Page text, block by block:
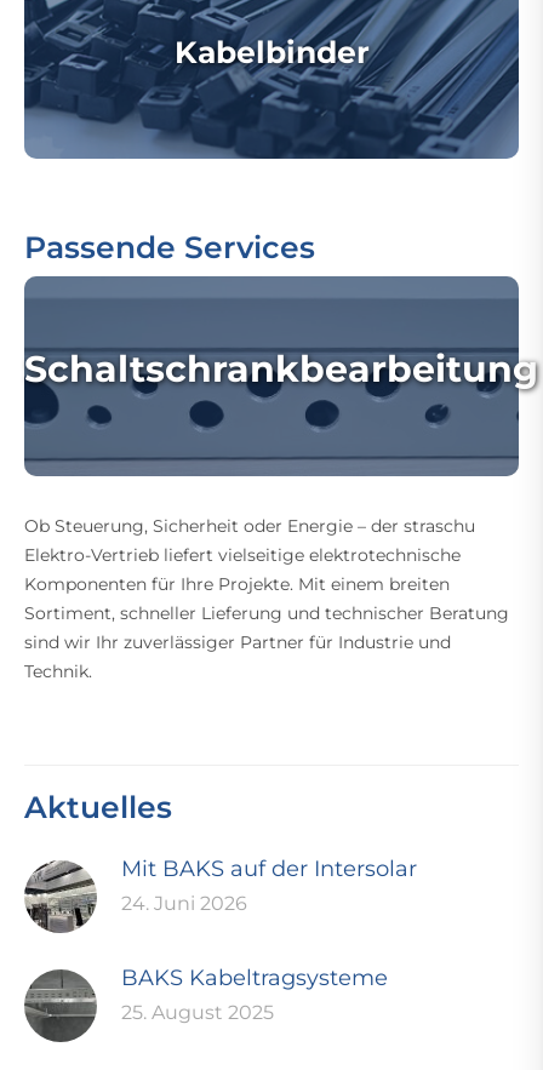
Kabelbinder
Passende Services
Schaltschrankbearbeitung
Ob Steuerung, Sicherheit oder Energie – der straschu
Elektro-Vertrieb liefert vielseitige elektrotechnische
Komponenten für Ihre Projekte. Mit einem breiten
Sortiment, schneller Lieferung und technischer Beratung
sind wir Ihr zuverlässiger Partner für Industrie und
Technik.
Aktuelles
Mit BAKS auf der Intersolar
24. Juni 2026
BAKS Kabeltragsysteme
25. August 2025